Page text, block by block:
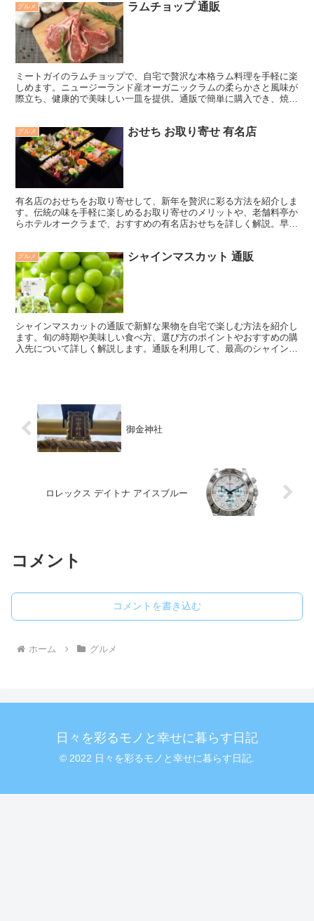
グルメ ラムチョップ 通販
ミートガイのラムチョップで、自宅で贅沢な本格ラム料理を手軽に楽
しめます。ニュージーランド産オーガニックラムの柔らかさと風味が
際立ち、健康的で美味しい一皿を提供。通販で簡単に購入でき、焼き
グルメ おせち お取り寄せ 有名店
有名店のおせちをお取り寄せして、新年を贅沢に彩る方法を紹介しま
す。伝統の味を手軽に楽しめるお取り寄せのメリットや、老舗料亭か
らホテルオークラまで、おすすめの有名店おせちを詳しく解説。早め
グルメ シャインマスカット 通販
シャインマスカットの通販で新鮮な果物を自宅で楽しむ方法を紹介し
ます。旬の時期や美味しい食べ方、選び方のポイントやおすすめの購
入先について詳しく解説します。通販を利用して、最高のシャインマ
御金神社
ロレックス デイトナ アイスブルー
コメント
コメントを書き込む
ホーム グルメ
日々を彩るモノと幸せに暮らす日記
© 2022 日々を彩るモノと幸せに暮らす日記.